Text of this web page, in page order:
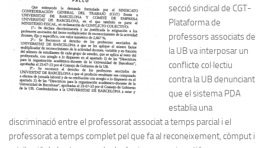
secció sindical de CGT-
Plataforma de
professors associats de
la UB va interposar un
conflicte col·lectiu
contra la UB denunciant
que el sistema PDA
establia una
discriminació entre el professorat associat a temps parcial i el
professorat a temps complet pel que fa al reconeixement, còmput i